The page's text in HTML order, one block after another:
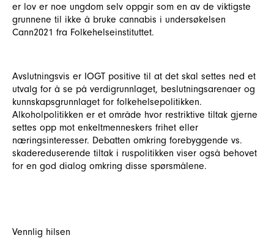
er lov er noe ungdom selv oppgir som en av de viktigste
grunnene til ikke å bruke cannabis i undersøkelsen
Cann2021 fra Folkehelseinstituttet.
Avslutningsvis er IOGT positive til at det skal settes ned et
utvalg for å se på verdigrunnlaget, beslutningsarenaer og
kunnskapsgrunnlaget for folkehelsepolitikken.
Alkoholpolitikken er et område hvor restriktive tiltak gjerne
settes opp mot enkeltmenneskers frihet eller
næringsinteresser. Debatten omkring forebyggende vs.
skadereduserende tiltak i ruspolitikken viser også behovet
for en god dialog omkring disse spørsmålene.
Vennlig hilsen